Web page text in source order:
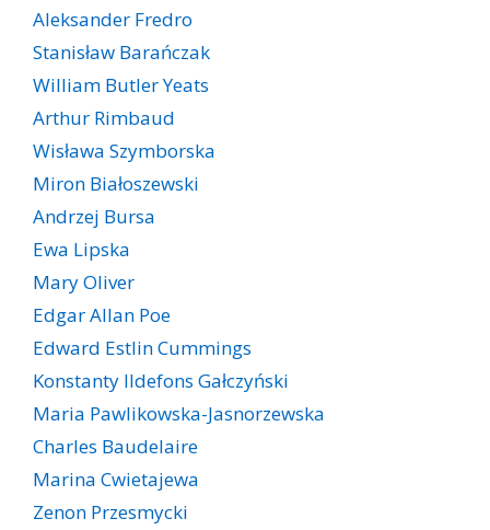
Aleksander Fredro
Stanisław Barańczak
William Butler Yeats
Arthur Rimbaud
Wisława Szymborska
Miron Białoszewski
Andrzej Bursa
Ewa Lipska
Mary Oliver
Edgar Allan Poe
Edward Estlin Cummings
Konstanty Ildefons Gałczyński
Maria Pawlikowska-Jasnorzewska
Charles Baudelaire
Marina Cwietajewa
Zenon Przesmycki